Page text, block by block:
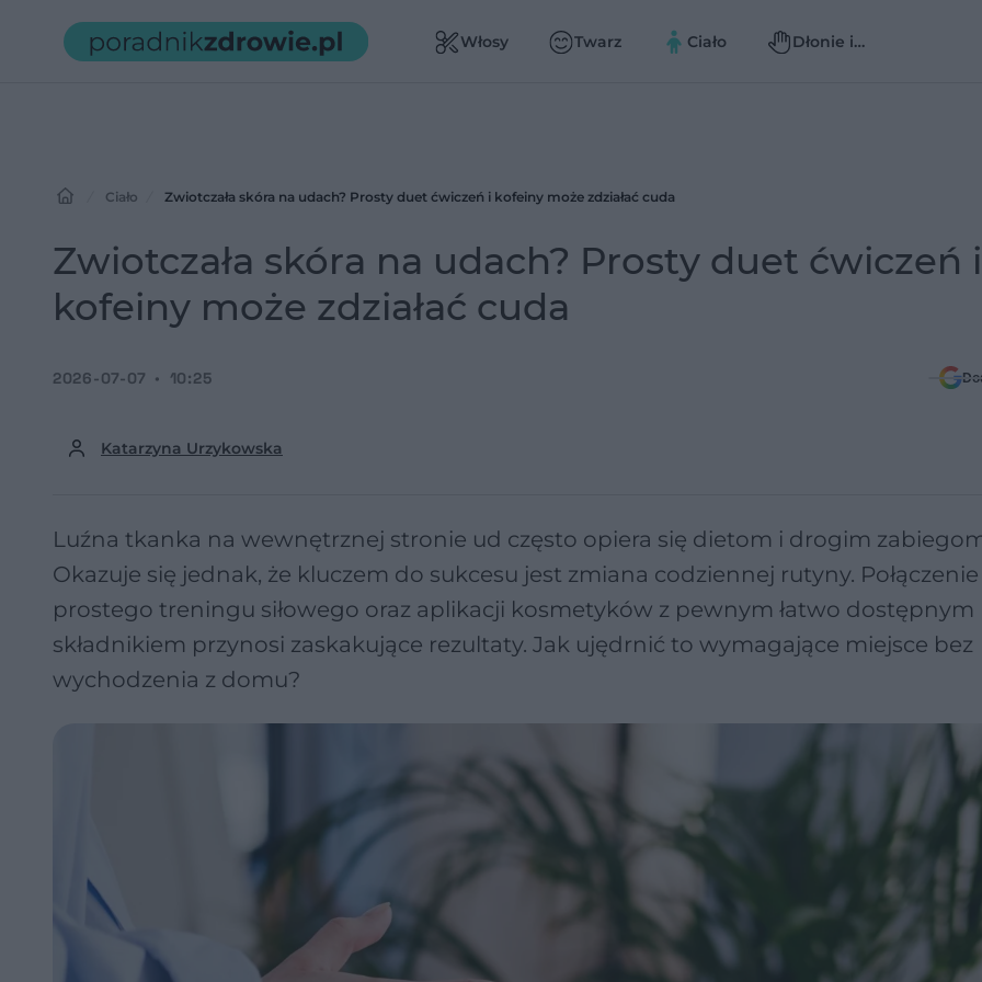
Włosy Twarz Ciało
Dłonie i
Ciało Zwiotczała skóra na udach? Prosty duet ćwiczeń i kofeiny może zdziałać cuda
Zwiotczała skóra na udach? Prosty duet ćwiczeń i
kofeiny może zdziałać cuda
Katarzyna Urzykowska
2026-07-07 10:25
Luźna tkanka na wewnętrznej stronie ud często opiera się dietom i drogim
Okazuje się jednak, że kluczem do sukcesu jest zmiana codziennej rutyny. Połączenie
prostego treningu siłowego oraz aplikacji kosmetyków z pewnym łatwo dostępnym
składnikiem przynosi zaskakujące rezultaty. Jak ujędrnić to wymagające miejsce bez
wychodzenia z domu?